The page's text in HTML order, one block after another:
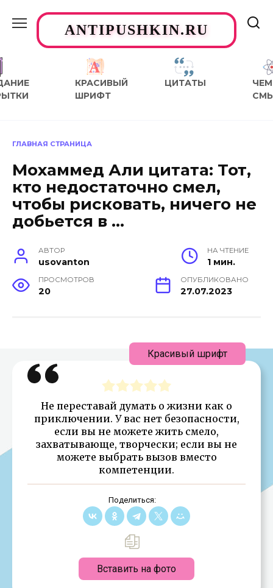
содержаниюANTIPUSHKIN.RU
КРАСИВЫЙ
ШРИФТ
ЦИТАТЫ
ЧЕМ
ГЛАВНАЯ СТРАНИЦА
Мохаммед Али цитата: Тот,
кто недостаточно смел,
чтобы рисковать, ничего не
добьется в …
АВТОР
usovanton
НА ЧТЕНИЕ
1 мин.
ПРОСМОТРОВ
20
ОПУБЛИКОВАНО
27.07.2023
Не переставай думать о жизни как о
приключении. У вас нет безопасности,
если вы не можете жить смело,
захватывающе, творчески; если вы не
можете выбрать вызов вместо
компетенции.
Поделиться:
Вставить на фото
Красивый шрифт